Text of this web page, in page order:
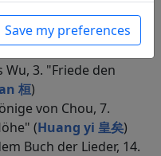
Chou, 9. "Erhaben
(Hao tian you cheng
3. "Friede den
桓)
von Chou, 7.
(Huang yi 皇矣)
Buch der Lieder, 14.
Save my preferences